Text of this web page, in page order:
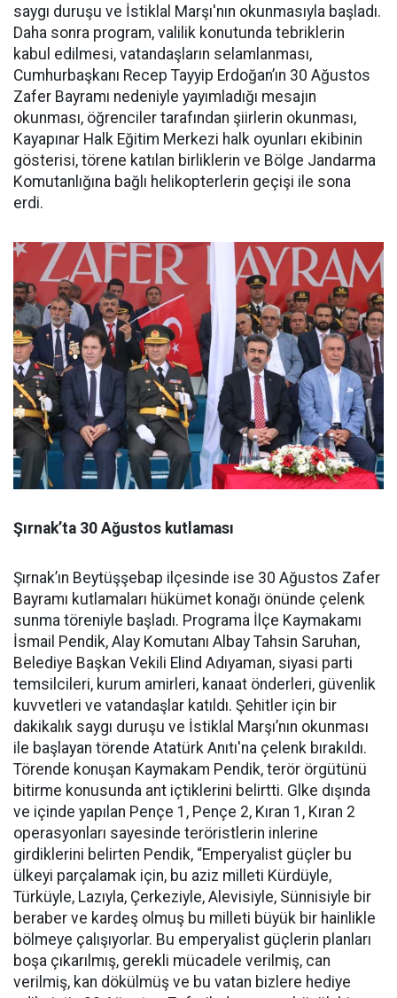
saygı duruşu ve İstiklal Marşı'nın okunmasıyla başladı.
Daha sonra program, valilik konutunda tebriklerin
kabul edilmesi, vatandaşların selamlanması,
Cumhurbaşkanı Recep Tayyip Erdoğan’ın 30 Ağustos
Zafer Bayramı nedeniyle yayımladığı mesajın
okunması, öğrenciler tarafından şiirlerin okunması,
Kayapınar Halk Eğitim Merkezi halk oyunları ekibinin
gösterisi, törene katılan birliklerin ve Bölge Jandarma
Komutanlığına bağlı helikopterlerin geçişi ile sona
erdi.
Şırnak’ta 30 Ağustos kutlaması
Şırnak’ın Beytüşşebap ilçesinde ise 30 Ağustos Zafer
Bayramı kutlamaları hükümet konağı önünde çelenk
sunma töreniyle başladı. Programa İlçe Kaymakamı
İsmail Pendik, Alay Komutanı Albay Tahsin Saruhan,
Belediye Başkan Vekili Elind Adıyaman, siyasi parti
temsilcileri, kurum amirleri, kanaat önderleri, güvenlik
kuvvetleri ve vatandaşlar katıldı. Şehitler için bir
dakikalık saygı duruşu ve İstiklal Marşı’nın okunması
ile başlayan törende Atatürk Anıtı'na çelenk bırakıldı.
Törende konuşan Kaymakam Pendik, terör örgütünü
bitirme konusunda ant içtiklerini belirtti. Glke dışında
ve içinde yapılan Pençe 1, Pençe 2, Kıran 1, Kıran 2
operasyonları sayesinde teröristlerin inlerine
girdiklerini belirten Pendik, “Emperyalist güçler bu
ülkeyi parçalamak için, bu aziz milleti Kürdüyle,
Türküyle, Lazıyla, Çerkeziyle, Alevisiyle, Sünnisiyle bir
beraber ve kardeş olmuş bu milleti büyük bir hainlikle
bölmeye çalışıyorlar. Bu emperyalist güçlerin planları
boşa çıkarılmış, gerekli mücadele verilmiş, can
verilmiş, kan dökülmüş ve bu vatan bizlere hediye